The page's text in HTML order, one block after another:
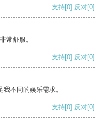
支持[0] 反对[0]
常舒服。
支持[0] 反对[0]
不同的娱乐需求。
支持[0] 反对[0]